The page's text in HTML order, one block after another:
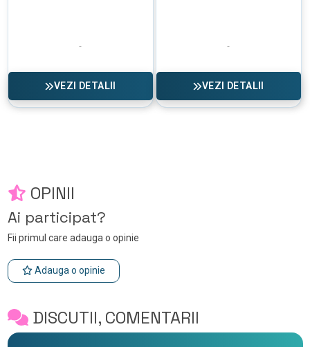
VEZI DETALII VEZI DETALII
OPINII
Ai participat?
Fii primul care adauga o opinie
Adauga o opinie
DISCUTII, COMENTARII